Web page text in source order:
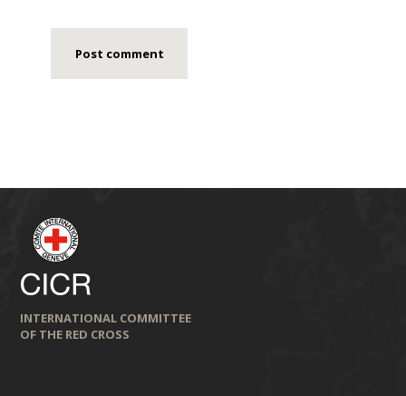
INTERNATIONAL COMMITTEE
OF THE RED CROSS